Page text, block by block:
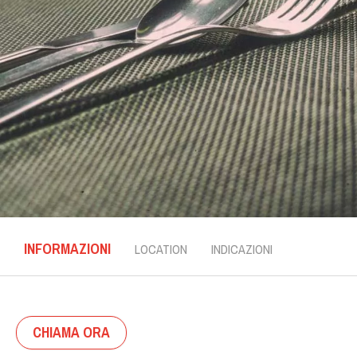
INFORMAZIONI LOCATION INDICAZIONI
CHIAMA ORA